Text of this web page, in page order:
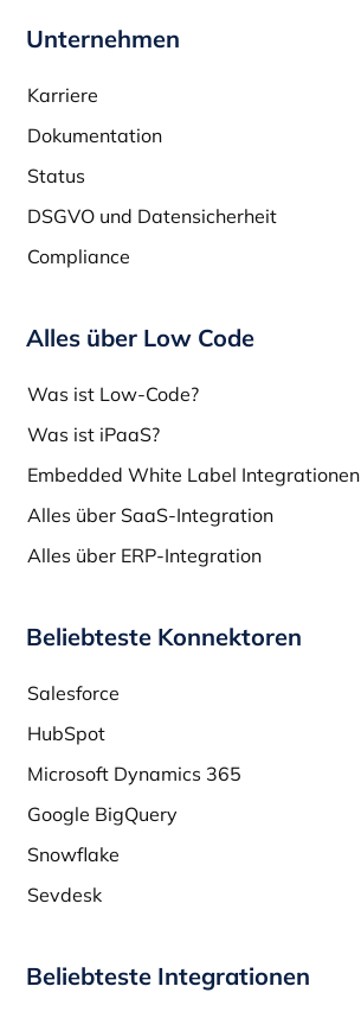
Unternehmen
Karriere
Dokumentation
Status
DSGVO und Datensicherheit
Compliance
Alles über Low Code
Was ist Low-Code?
Was ist iPaaS?
Embedded White Label Integrationen
Alles über SaaS-Integration
Alles über ERP-Integration
Beliebteste Konnektoren
Salesforce
HubSpot
Microsoft Dynamics 365
Google BigQuery
Snowflake
Sevdesk
Beliebteste Integrationen